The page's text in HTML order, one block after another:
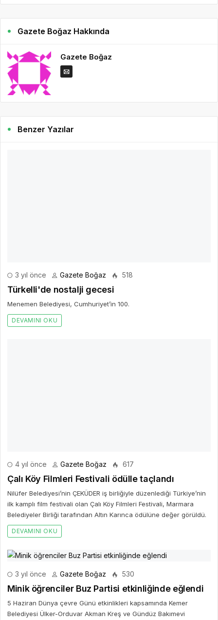
Gazete Boğaz Hakkında
Gazete Boğaz
Benzer Yazılar
3 yıl önce Gazete Boğaz 518
Türkelli'de nostalji gecesi
Menemen Belediyesi, Cumhuriyet’in 100.
DEVAMINI OKU
4 yıl önce Gazete Boğaz 617
Çalı Köy Filmleri Festivali ödülle taçlandı
Nilüfer Belediyesi’nin ÇEKÜDER iş birliğiyle düzenlediği Türkiye’nin
ilk kamplı film festivali olan Çalı Köy Filmleri Festivali, Marmara
Belediyeler Birliği tarafından Altın Karınca ödülüne değer görüldü.
DEVAMINI OKU
3 yıl önce Gazete Boğaz 530
Minik öğrenciler Buz Partisi etkinliğinde eğlendi
5 Haziran Dünya çevre Günü etkinlikleri kapsamında Kemer
Belediyesi Ülker-Orduvar Akman Kreş ve Gündüz Bakımevi